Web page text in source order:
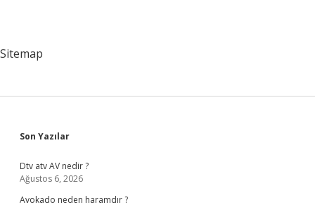
Sitemap
Sidebar
Son Yazılar
Dtv atv AV nedir ?
Ağustos 6, 2026
Avokado neden haramdır ?